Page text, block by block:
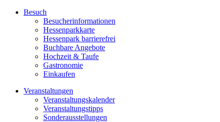
Besuch
Besucherinformationen
Hessenparkkarte
Hessenpark barrierefrei
Buchbare Angebote
Hochzeit & Taufe
Gastronomie
Einkaufen
Veranstaltungen
Veranstaltungskalender
Veranstaltungstipps
Sonderausstellungen